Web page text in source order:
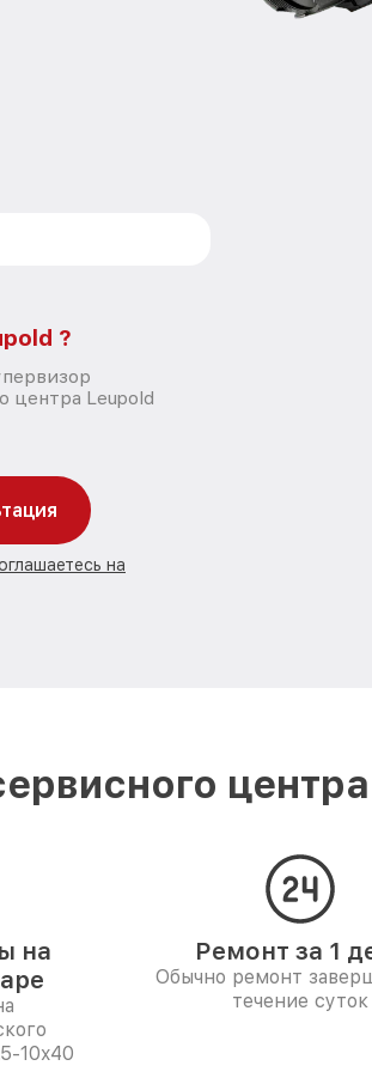
?
центра Leupold
на
на
10x40
Ремонт за 1
Обычно ремонт
течение суток